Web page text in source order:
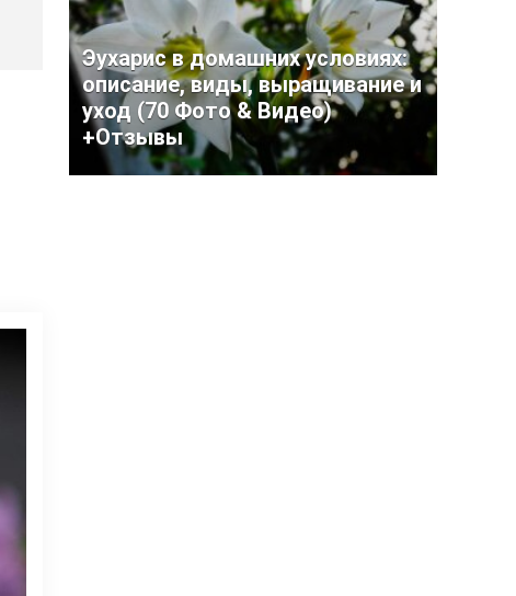
Эухарис в домашних условиях:
описание, виды, выращивание и
уход (70 Фото & Видео)
+Отзывы